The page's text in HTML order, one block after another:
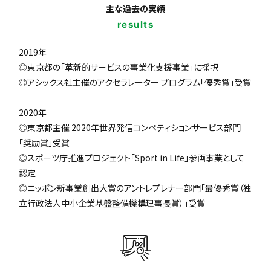
主な過去の実績
results
2019年
◎東京都の「革新的サービスの事業化支援事業」に採択
◎アシックス社主催のアクセラレーター プログラム「優秀賞」受賞
2020年
◎東京都主催 2020年世界発信コンペティションサービス部門
「奨励賞」受賞
◎スポーツ庁推進プロジェクト「Sport in Life」参画事業として
認定
◎ニッポン新事業創出大賞のアントレプレナー部門「最優秀賞（独
立行政法人中小企業基盤整備機構理事長賞）」受賞